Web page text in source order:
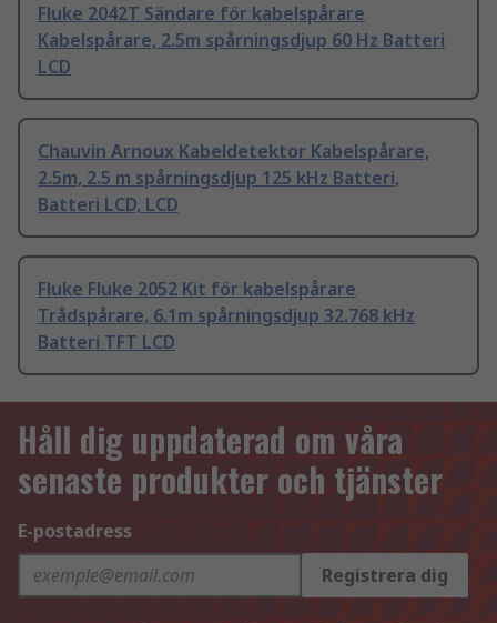
Fluke 2042T Sändare för kabelspårare
Kabelspårare, 2.5m spårningsdjup 60 Hz Batteri
LCD
Chauvin Arnoux Kabeldetektor Kabelspårare,
2.5m, 2.5 m spårningsdjup 125 kHz Batteri,
Batteri LCD, LCD
Fluke Fluke 2052 Kit för kabelspårare
Trådspårare, 6.1m spårningsdjup 32.768 kHz
Batteri TFT LCD
Håll dig uppdaterad om våra
senaste produkter och tjänster
E-postadress
Registrera dig